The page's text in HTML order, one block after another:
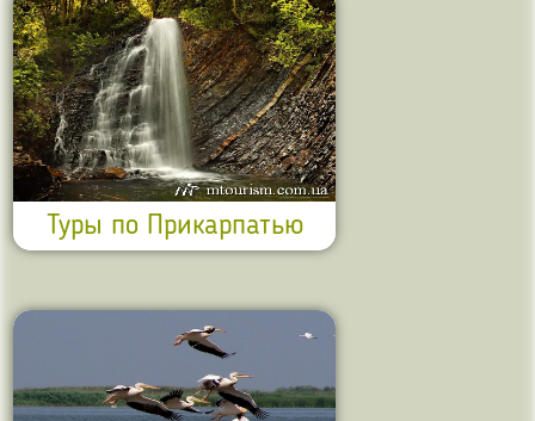
Туры по Прикарпатью